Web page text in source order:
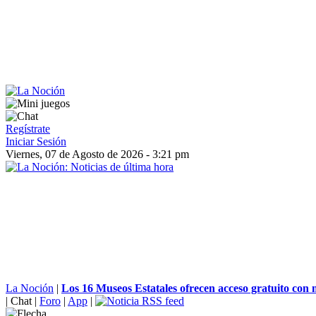
Regístrate
Iniciar Sesión
Viernes, 07 de Agosto de 2026 - 3:21 pm
La Noción | Los 16 Museos Estatales ofrecen acceso gratuito con
| Chat | Foro | App |